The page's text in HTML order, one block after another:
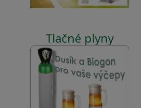
Tlačné plyny